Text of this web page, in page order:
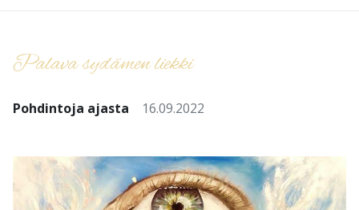
Palava sydämen liekki
Pohdintoja ajasta 16.09.2022